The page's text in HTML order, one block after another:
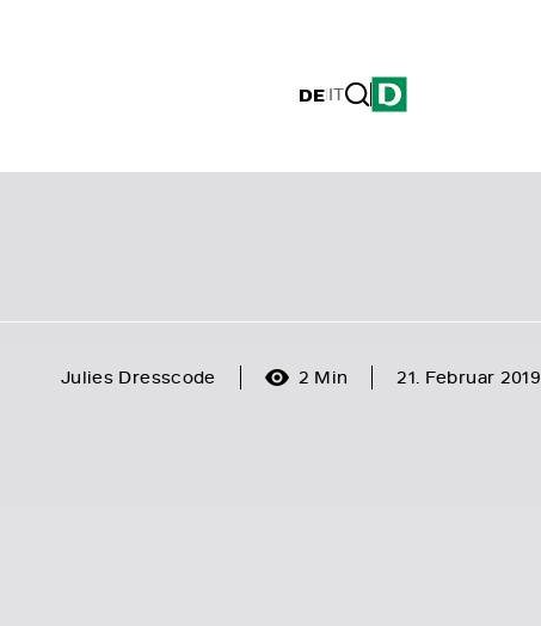
DE|IT
Julies Dresscode 2 Min 21. Februar 2019